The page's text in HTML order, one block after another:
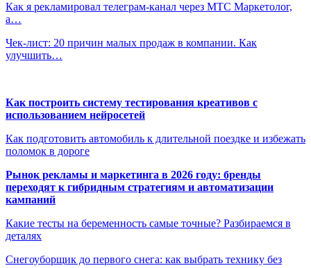
Как я рекламировал телеграм-канал через МТС Маркетолог,
а…
Чек-лист: 20 причин малых продаж в компании. Как
улучшить…
Как построить систему тестирования креативов с
использованием нейросетей
Как подготовить автомобиль к длительной поездке и избежать
поломок в дороге
Рынок рекламы и маркетинга в 2026 году: бренды
переходят к гибридным стратегиям и автоматизации
кампаний
Какие тесты на беременность самые точные? Разбираемся в
деталях
Снегоуборщик до первого снега: как выбрать технику без